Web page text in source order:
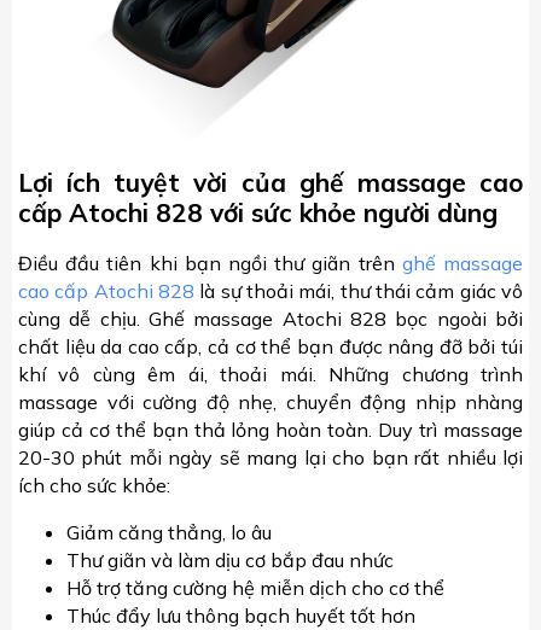
Lợi ích tuyệt vời của ghế massage cao
cấp Atochi 828 với sức khỏe người dùng
Điều đầu tiên khi bạn ngồi thư giãn trên ghế massage
cao cấp Atochi 828 là sự thoải mái, thư thái cảm giác vô
cùng dễ chịu. Ghế massage Atochi 828 bọc ngoài bởi
chất liệu da cao cấp, cả cơ thể bạn được nâng đỡ bởi túi
khí vô cùng êm ái, thoải mái. Những chương trình
massage với cường độ nhẹ, chuyển động nhịp nhàng
giúp cả cơ thể bạn thả lỏng hoàn toàn. Duy trì massage
20-30 phút mỗi ngày sẽ mang lại cho bạn rất nhiều lợi
ích cho sức khỏe:
Giảm căng thẳng, lo âu
Thư giãn và làm dịu cơ bắp đau nhức
Hỗ trợ tăng cường hệ miễn dịch cho cơ thể
Thúc đẩy lưu thông bạch huyết tốt hơn